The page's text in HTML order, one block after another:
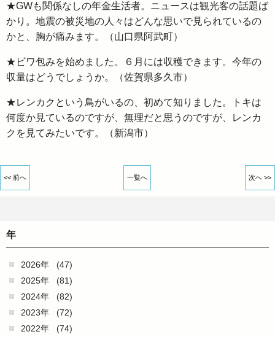
★GWも関係なしの年金生活者。ニュースは観光客の話題ば
かり。地震の被災地の人々はどんな思いで見られているの
かと、胸が痛みます。（山口県阿武町）
★ビワ包みを始めました。６月には収穫できます。今年の
収量はどうでしょうか。（佐賀県多久市）
★レンカクという鳥がいるの、初めて知りました。トキは
何度か見ているのですが、無理だと思うのですが、レンカ
クを見てみたいです。（新潟市）
<< 前へ 一覧へ 次へ >>
年
2026年
(47)
2025年
(81)
2024年
(82)
2023年
(72)
2022年
(74)